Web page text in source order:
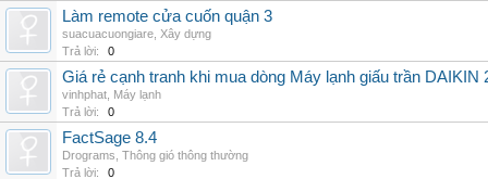
Làm remote cửa cuốn quận 3
suacuacuongiare Xây dựng
Trả lời:
0
Giá rẻ cạnh tranh khi mua dòng Máy lạnh giấu trần DAIKIN
vinhphat Máy lạnh
Trả lời:
0
FactSage 8.4
Drograms Thông gió thông thường
Trả lời:
0